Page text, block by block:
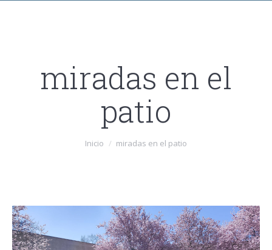
miradas en el
patio
Inicio miradas en el patio